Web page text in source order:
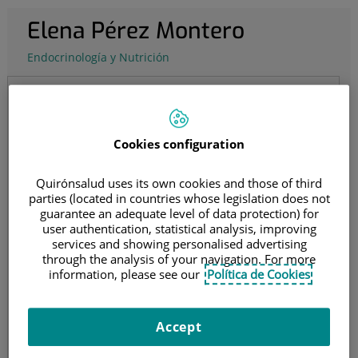
Elena Pérez Montero
Endocrinología y Nutrición
Elena Pérez Montero
Endocrinología y Nutrición
Pedir cita
Olympia Centro Médico Pozuelo
Ver currículum completo
Cookies configuration
Quirónsalud uses its own cookies and those of third
parties (located in countries whose legislation does not
guarantee an adequate level of data protection) for
user authentication, statistical analysis, improving
services and showing personalised advertising
through the analysis of your navigation. For more
information, please see our Política de Cookies
Accept